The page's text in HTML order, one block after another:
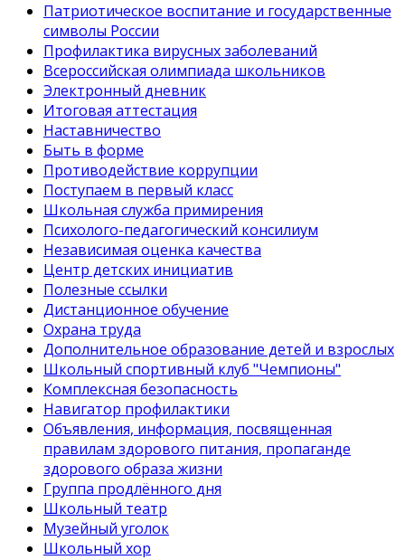
Патриотическое воспитание и государственные
символы России
Профилактика вирусных заболеваний
Всероссийская олимпиада школьников
Электронный дневник
Итоговая аттестация
Наставничество
Быть в форме
Противодействие коррупции
Поступаем в первый класс
Школьная служба примирения
Психолого-педагогический консилиум
Независимая оценка качества
Центр детских инициатив
Полезные ссылки
Дистанционное обучение
Охрана труда
Дополнительное образование детей и взрослых
Школьный спортивный клуб "Чемпионы"
Комплексная безопасность
Навигатор профилактики
Объявления, информация, посвященная
правилам здорового питания, пропаганде
здорового образа жизни
Группа продлённого дня
Школьный театр
Музейный уголок
Школьный хор